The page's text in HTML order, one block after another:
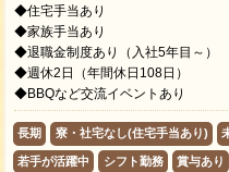
◆住宅手当あり
◆家族手当あり
◆退職金制度あり（入社5年目～）
◆週休2日（年間休日108日）
◆BBQなど交流イベントあり
長期 寮・社宅なし(住宅手当あり)
若手が活躍中 シフト勤務 賞与あり